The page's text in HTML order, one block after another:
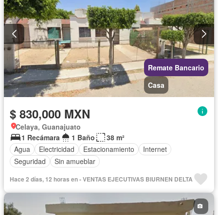
Remate Bancario
Casa
$ 830,000 MXN
Celaya, Guanajuato
1 Recámara
1 Baño
38 m²
Agua
Electricidad Estacionamiento
Internet
Seguridad
Sin amueblar
Hace 2 días, 12 horas en - VENTAS EJECUTIVAS BIURNEN DELTA